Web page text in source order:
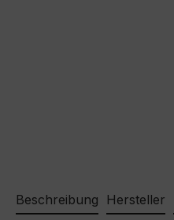
Beschreibung Hersteller